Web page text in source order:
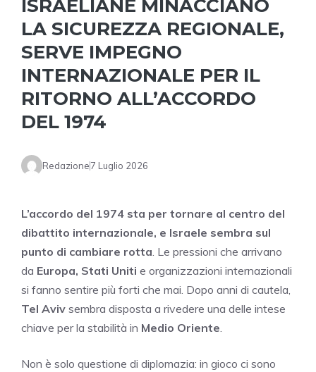
ISRAELIANE MINACCIANO
LA SICUREZZA REGIONALE,
SERVE IMPEGNO
INTERNAZIONALE PER IL
RITORNO ALL’ACCORDO
DEL 1974
Redazione7 Luglio 2026
L’accordo del 1974 sta per tornare al centro del
dibattito internazionale, e Israele sembra sul
punto di cambiare rotta. Le pressioni che arrivano
da Europa, Stati Uniti e organizzazioni internazionali
si fanno sentire più forti che mai. Dopo anni di cautela,
Tel Aviv sembra disposta a rivedere una delle intese
chiave per la stabilità in Medio Oriente.
Non è solo questione di diplomazia: in gioco ci sono